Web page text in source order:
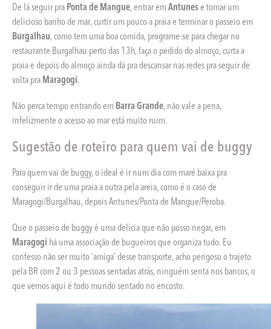
De lá seguir pra Ponta de Mangue, entrar emAntunese tomar um
delicioso banho de mar, curtir um pouco a praia e terminar o passeio em
Burgalhau, como tem uma boa comida, programe-se para chegar no
restaurante Burgalhau perto das 13h, faça o pedido do almoço, curta a
praia e depois do almoço ainda dá pra descansar nas redes pra seguir de
volta pra Maragogi.
Não perca tempo entrando em Barra Grande, não vale a pena,
infelizmente o acesso ao mar está muito ruim.
Sugestão de roteiro para quem vai de buggy
Para quem vai de buggy, o ideal é ir num dia com maré baixa pra
conseguir ir de uma praia a outra pela areia, como é o caso de
Maragogi/Burgalhau, depois Antunes/Ponta de Mangue/Peroba.
Que o passeio de buggy é uma delícia que não posso negar, em
Maragogi há uma associação de bugueiros que organiza tudo. Eu
confesso não ser muito ‘amiga’ desse transporte, acho perigoso o trajeto
pela BR com 2 ou 3 pessoas sentadas atrás, ninguém senta nos bancos, o
que vemos aqui é todo mundo sentado no encosto.